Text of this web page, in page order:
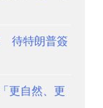
待特朗普簽
更自然、更